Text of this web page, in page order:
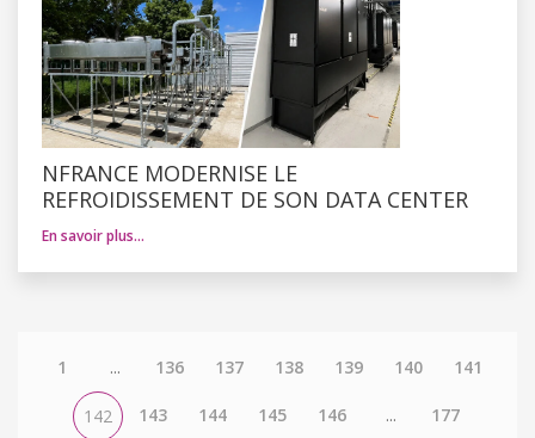
NFRANCE MODERNISE LE
REFROIDISSEMENT DE SON DATA CENTER
En savoir plus…
1 ... 136 137 138 139 140 141
142 143 144 145 146 ... 177